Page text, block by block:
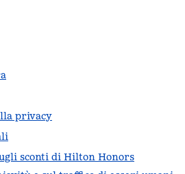
privacy
sconti di Hilton Honors